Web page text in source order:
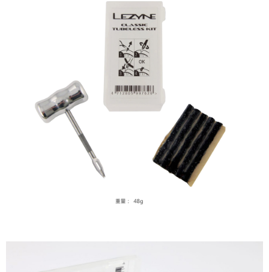
「AFTEE先享後付」，若未經同意申辦者引起之損失，本公司不負相關責
４．使用「AFTEE先享後付」時，將依據個別帳號之用戶狀況，依本公司即
時審查核予不同之上限額度；若仍有額度不足之情形，本公司將視審查結果
５．嚴禁一人註冊多個帳號或使用他人資訊註冊。若發現惡意使用之情形，
恩沛科技股份有限公司將有權停止該用戶之使用額度並採取法律行動。